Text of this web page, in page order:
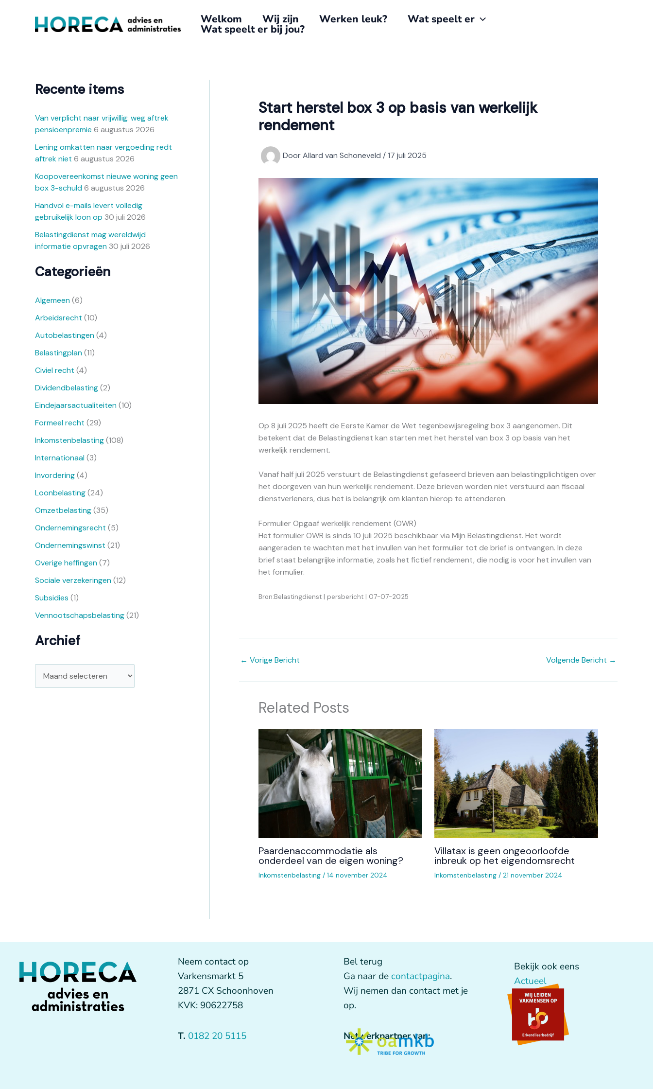
Welkom Wij zijn Werken leuk? Wat speelt er
Wat speelt er bij jou?
Recente items
Van verplicht naar vrijwillig: weg aftrek
pensioenpremie 6 augustus 2026
Lening omkatten naar vergoeding redt
aftrek niet 6 augustus 2026
Koopovereenkomst nieuwe woning geen
box 3-schuld6 augustus 2026
Handvol e-mails levert volledig
gebruikelijk loon op 30 juli 2026
Belastingdienst mag wereldwijd
informatie opvragen 30 juli 2026
Categorieën
Algemeen(6)
Arbeidsrecht (10)
Autobelastingen(4)
Belastingplan(11)
Civiel recht (4)
Dividendbelasting(2)
Eindejaarsactualiteiten(10)
Formeel recht (29)
Inkomstenbelasting(108)
Internationaal(3)
Invordering(4)
Loonbelasting(24)
Omzetbelasting(35)
Ondernemingsrecht (5)
Ondernemingswinst (21)
Overige heffingen(7)
Sociale verzekeringen(12)
Subsidies (1)
Vennootschapsbelasting(21)
Archief
e
Start herstel box 3 op basis van werkelijk
rendement
DoorAllard van Schoneveld /17 juli 2025
Op 8 juli 2025 heeft de Eerste Kamer de Wet tegenbewijsregeling box 3 aangenomen. Dit
betekent dat de Belastingdienst kan starten met het herstel van box 3 op basis van het
werkelijk rendement.
Vanaf half juli 2025 verstuurt de Belastingdienst gefaseerd brieven aan belastingplichtigen over
het doorgeven van hun werkelijk rendement. Deze brieven worden niet verstuurd aan fiscaal
dienstverleners, dus het is belangrijk om klanten hierop te attenderen.
Formulier Opgaaf werkelijk rendement (OWR)
Het formulier OWR is sinds 10 juli 2025 beschikbaar via Mijn Belastingdienst. Het wordt
aangeraden te wachten met het invullen van het formulier tot de brief is ontvangen. In deze
brief staat belangrijke informatie, zoals het fictief rendement, die nodig is voor het invullen van
het formulier.
Bron:Belastingdienst | persbericht | 07-07-2025
← Vorige Bericht Volgende Bericht →
Related Posts
Paardenaccommodatie als
onderdeel van de eigen woning?
Inkomstenbelasting / 14 november 2024
Villatax is geen ongeoorloofde
inbreuk op het eigendomsrecht
Inkomstenbelasting / 21 november 2024
Neem contact op
Varkensmarkt 5
2871 CX Schoonhoven
KVK: 90622758
T. 0182 20 5115
Bel terug
Ga naar de contactpagina.
Wij nemen dan contact met je
op.
Netwerkpartner van:
Bekijk ook eens
Actueel